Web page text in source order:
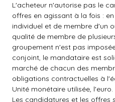
L'acheteur n'autorise pas le
offres en agissant à la fois :
individuel et de membre d'un
qualité de membre de
groupement n'est pas
conjoint, le mandataire est
marché de chacun des
obligations contractuelles à
Unité monétaire utilisée, l'euro.
Les candidatures et les offres